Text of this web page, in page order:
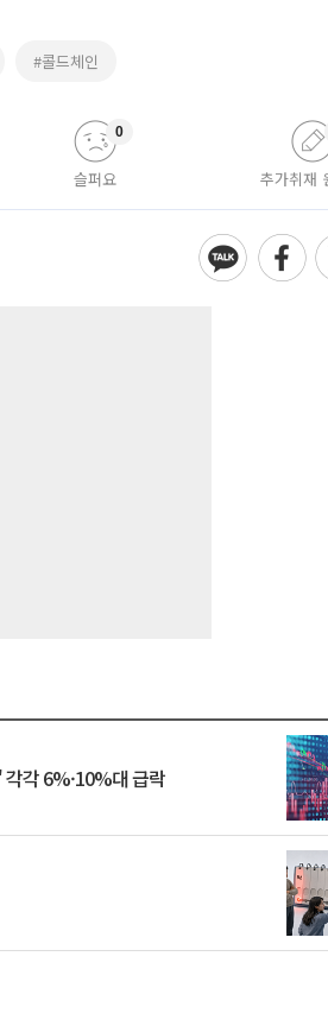
#콜드체인
슬퍼요
0
추가취재
각 6%·10%대 급락